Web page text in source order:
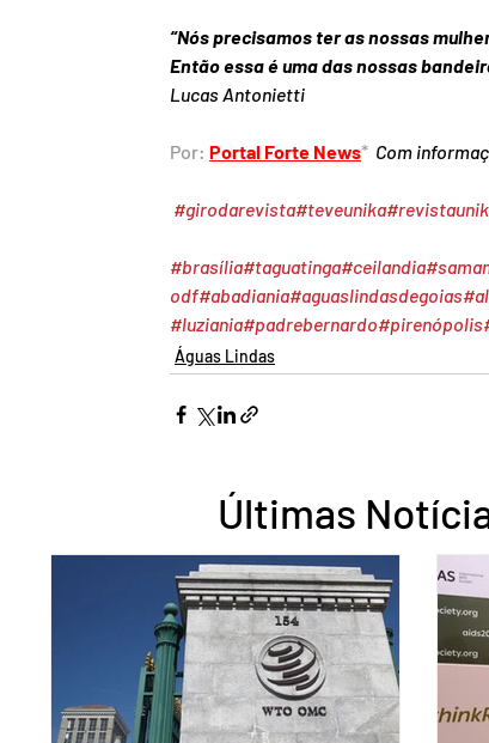
“Nós precisamos ter as nossas
Então essa é uma das nossas
Lucas Antonietti
Por: Portal Forte News* Com
#girodarevista#teveunika
#brasília#taguatinga#ceilandia
odf#abadiania#aguaslindasdegoias
#luziania#padrebernardo#pirenópolis
Águas Lindas
Últimas